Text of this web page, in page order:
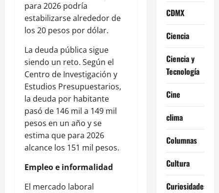
para 2026 podría
estabilizarse alrededor de
los 20 pesos por dólar.
La deuda pública sigue
siendo un reto. Según el
Centro de Investigación y
Estudios Presupuestarios,
la deuda por habitante
pasó de 146 mil a 149 mil
pesos en un año y se
estima que para 2026
alcance los 151 mil pesos.
Empleo e informalidad
El mercado laboral
CDMX
Ciencia
Ciencia y
Tecnología
Cine
clima
Columnas
Cultura
Curiosidades